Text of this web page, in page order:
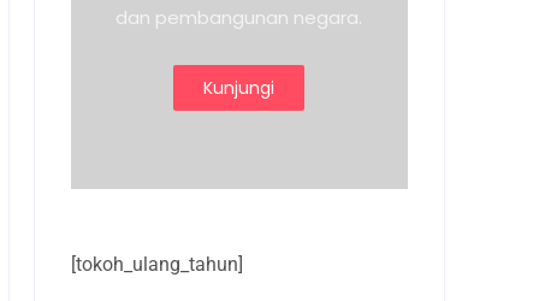
dan pembangunan negara.
Kunjungi
[tokoh_ulang_tahun]